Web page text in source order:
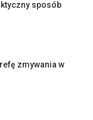
sposób
zmywania w